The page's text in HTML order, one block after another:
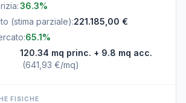
:36.3%
(stima parziale):221.185,00 €
:65.1%
120.34 mq princ. + 9.8 mq acc.
(641,93 €/mq)
FISICHE